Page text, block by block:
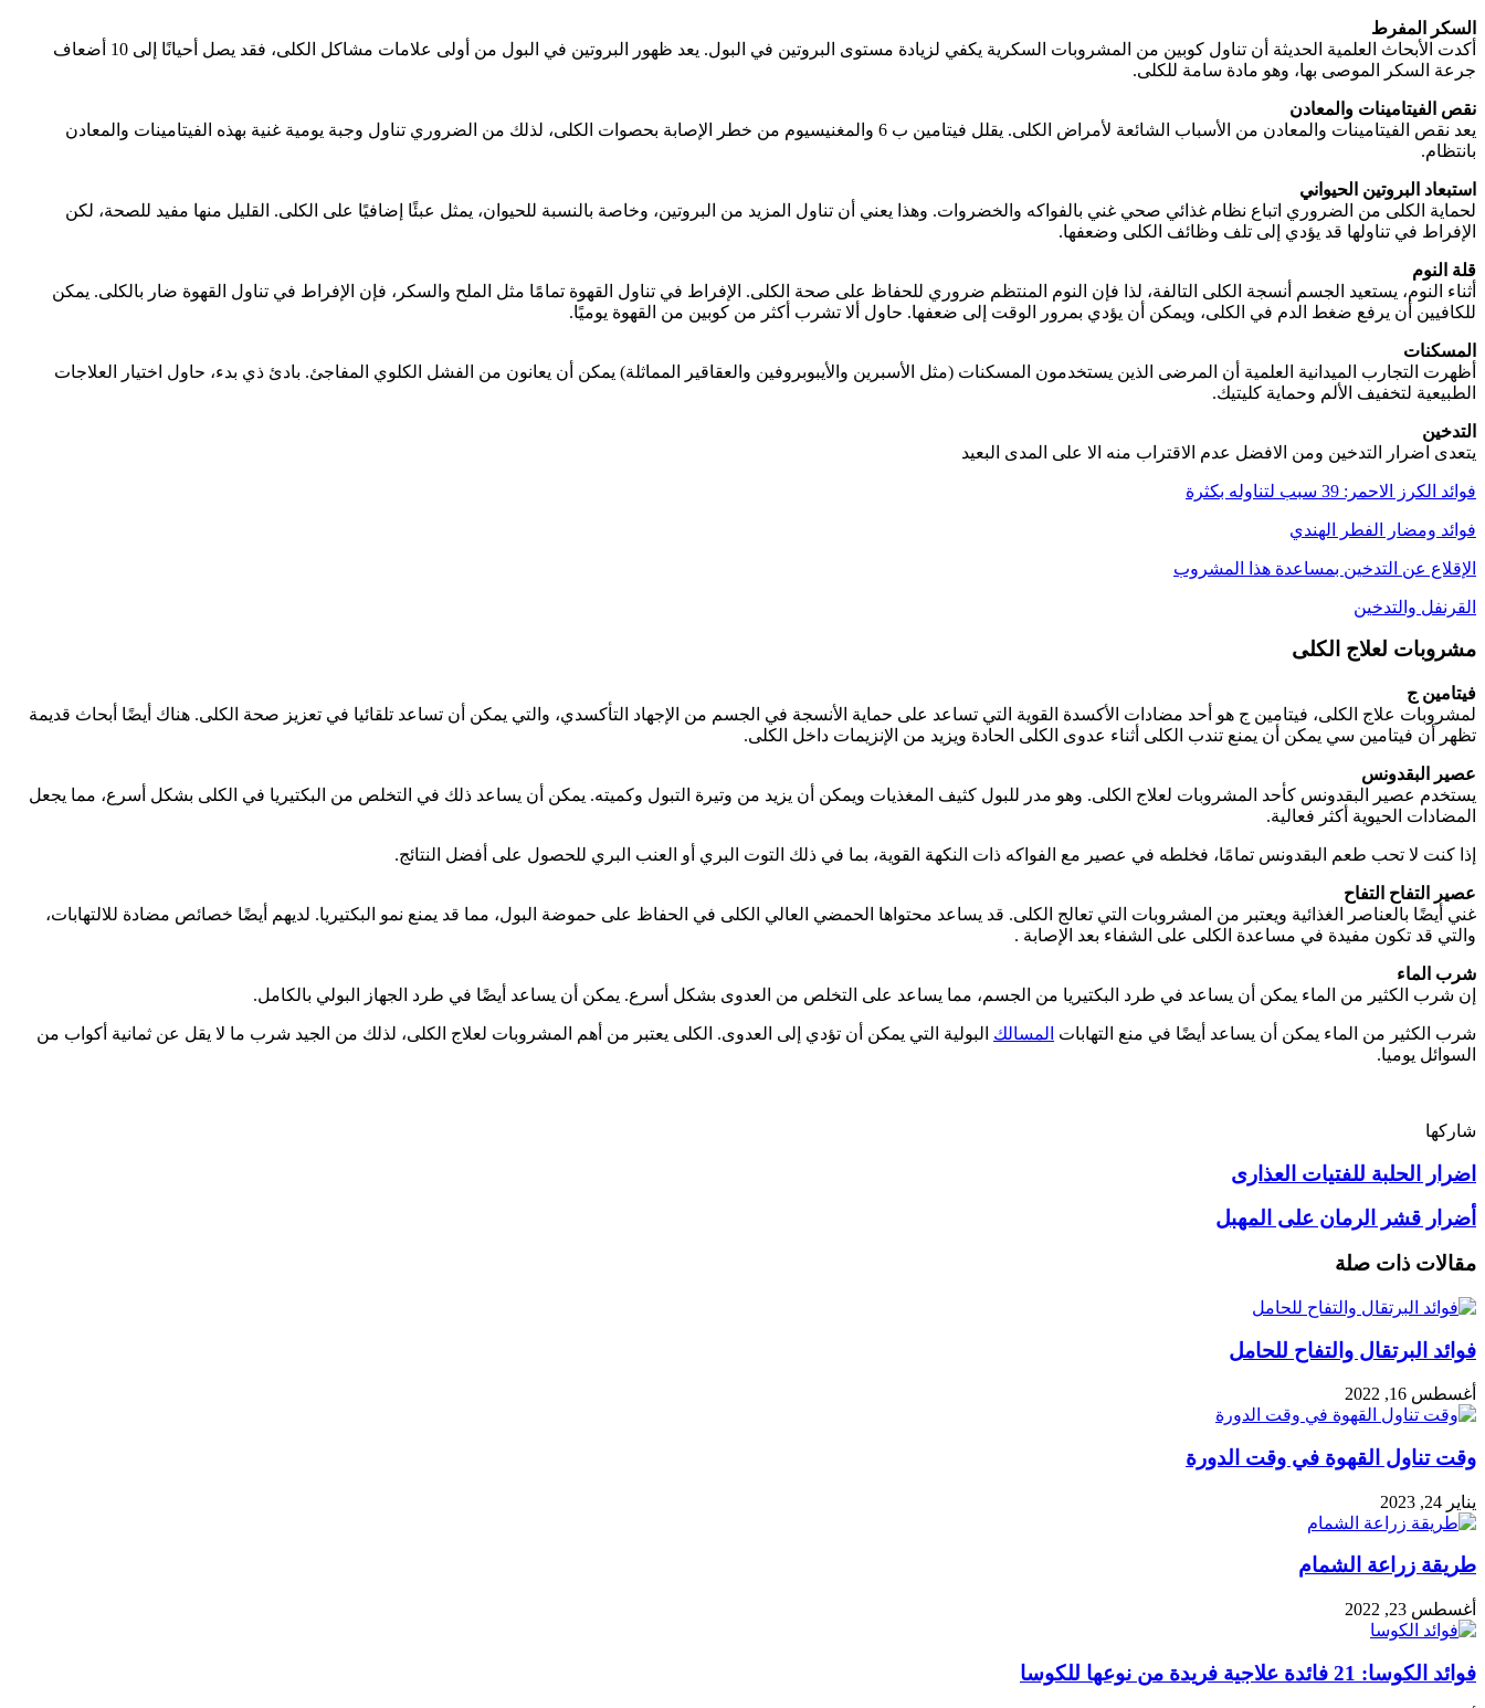
السكر المفرط
أكدت الأبحاث العلمية الحديثة أن تناول كوبين من المشروبات السكرية يكفي لزيادة مستوى البروتين في البول. يعد ظهور البروتين في البول من أولى علامات مشاكل الكلى، فقد يصل أحيانًا إلى 10 أضعاف
جرعة السكر الموصى بها، وهو مادة سامة للكلى.
نقص الفيتامينات والمعادن
يعد نقص الفيتامينات والمعادن من الأسباب الشائعة لأمراض الكلى. يقلل فيتامين ب 6 والمغنيسيوم من خطر الإصابة بحصوات الكلى، لذلك من الضروري تناول وجبة يومية غنية بهذه الفيتامينات والمعادن
بانتظام.
استبعاد البروتين الحيواني
لحماية الكلى من الضروري اتباع نظام غذائي صحي غني بالفواكه والخضروات. وهذا يعني أن تناول المزيد من البروتين، وخاصة بالنسبة للحيوان، يمثل عبئًا إضافيًا على الكلى. القليل منها مفيد للصحة، لكن
الإفراط في تناولها قد يؤدي إلى تلف وظائف الكلى وضعفها.
قلة النوم
أثناء النوم، يستعيد الجسم أنسجة الكلى التالفة، لذا فإن النوم المنتظم ضروري للحفاظ على صحة الكلى. الإفراط في تناول القهوة تمامًا مثل الملح والسكر، فإن الإفراط في تناول القهوة ضار بالكلى. يمكن
للكافيين أن يرفع ضغط الدم في الكلى، ويمكن أن يؤدي بمرور الوقت إلى ضعفها. حاول ألا تشرب أكثر من كوبين من القهوة يوميًا.
المسكنات
أظهرت التجارب الميدانية العلمية أن المرضى الذين يستخدمون المسكنات (مثل الأسبرين والأيبوبروفين والعقاقير المماثلة) يمكن أن يعانون من الفشل الكلوي المفاجئ. بادئ ذي بدء، حاول اختيار العلاجات
الطبيعية لتخفيف الألم وحماية كليتيك.
التدخين
يتعدى اضرار التدخين ومن الافضل عدم الاقتراب منه الا على المدى البعيد
فوائد الكرز الاحمر: 39 سبب لتناوله بكثرة
فوائد ومضار الفطر الهندي
الإقلاع عن التدخين بمساعدة هذا المشروب
القرنفل والتدخين
مشروبات لعلاج الكلى
فيتامين ج
لمشروبات علاج الكلى، فيتامين ج هو أحد مضادات الأكسدة القوية التي تساعد على حماية الأنسجة في الجسم من الإجهاد التأكسدي، والتي يمكن أن تساعد تلقائيا في تعزيز صحة الكلى. هناك أيضًا أبحاث قديمة
تظهر أن فيتامين سي يمكن أن يمنع تندب الكلى أثناء عدوى الكلى الحادة ويزيد من الإنزيمات داخل الكلى.
عصير البقدونس
يستخدم عصير البقدونس كأحد المشروبات لعلاج الكلى. وهو مدر للبول كثيف المغذيات ويمكن أن يزيد من وتيرة التبول وكميته. يمكن أن يساعد ذلك في التخلص من البكتيريا في الكلى بشكل أسرع، مما يجعل
المضادات الحيوية أكثر فعالية.
إذا كنت لا تحب طعم البقدونس تمامًا، فخلطه في عصير مع الفواكه ذات النكهة القوية، بما في ذلك التوت البري أو العنب البري للحصول على أفضل النتائج.
عصير التفاح التفاح
غني أيضًا بالعناصر الغذائية ويعتبر من المشروبات التي تعالج الكلى. قد يساعد محتواها الحمضي العالي الكلى في الحفاظ على حموضة البول، مما قد يمنع نمو البكتيريا. لديهم أيضًا خصائص مضادة للالتهابات،
والتي قد تكون مفيدة في مساعدة الكلى على الشفاء بعد الإصابة .
شرب الماء
إن شرب الكثير من الماء يمكن أن يساعد في طرد البكتيريا من الجسم، مما يساعد على التخلص من العدوى بشكل أسرع. يمكن أن يساعد أيضًا في طرد الجهاز البولي بالكامل.
شرب الكثير من الماء يمكن أن يساعد أيضًا في منع التهابات المسالك البولية التي يمكن أن تؤدي إلى العدوى. الكلى يعتبر من أهم المشروبات لعلاج الكلى، لذلك من الجيد شرب ما لا يقل عن ثمانية أكواب من
السوائل يوميا.
شاركها
اضرار الحلبة للفتيات العذارى
أضرار قشر الرمان على المهبل
مقالات ذات صلة
فوائد البرتقال والتفاح للحامل
أغسطس 16, 2022
وقت تناول القهوة في وقت الدورة
يناير 24, 2023
طريقة زراعة الشمام
أغسطس 23, 2022
فوائد الكوسا: 21 فائدة علاجية فريدة من نوعها للكوسا